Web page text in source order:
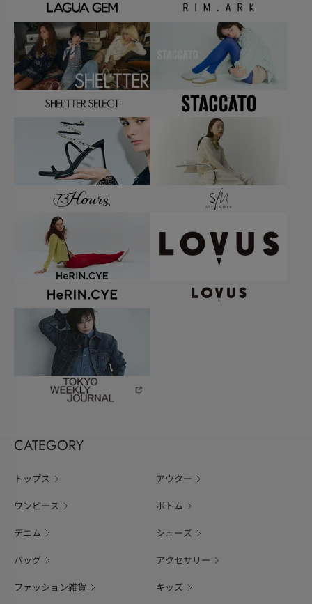
CATEGORY
トップス アウター
ワンピース ボトム
デニム シューズ
バッグ アクセサリー
ファッション雑貨 キッズ